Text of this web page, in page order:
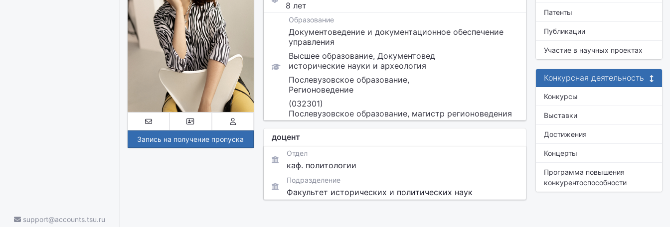
support@accounts.tsu.ru
Запись на получение пропуска
8 лет
Образование
Документоведение и документационное обеспечение
управления
Высшее образование, Документовед
исторические науки и археология
Послевузовское образование,
Регионоведение
(032301)
Послевузовское образование, магистр регионоведения
доцент
Отдел
каф. политологии
Подразделение
Факультет исторических и политических наук
Патенты
Публикации
Участие в научных проектах
Конкурсная деятельность
Конкурсы
Выставки
Достижения
Концерты
Программа повышения
конкурентоспособности